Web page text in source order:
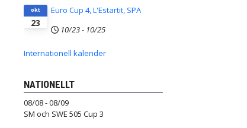
23
okt
Euro Cup 4, L'Estartit, SPA
10/23- 10/25
Internationell kalender
NATIONELLT
08/08 - 08/09
SM och SWE 505 Cup 3